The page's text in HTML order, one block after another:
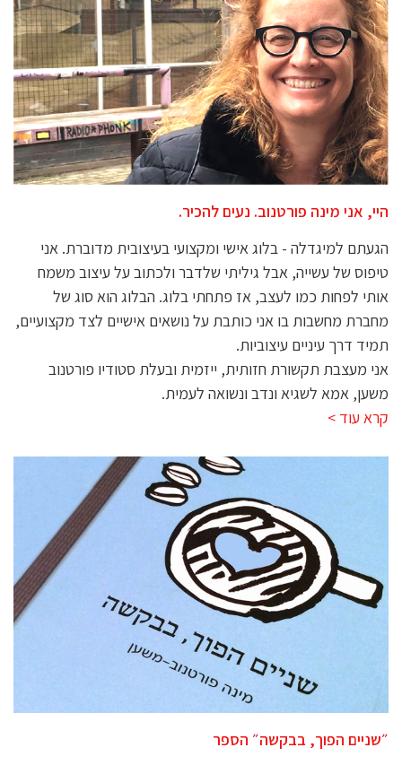
היי, אני מינה פורטנוב. נעים להכיר.
הגעתם למיגדלה - בלוג אישי ומקצועי בעיצובית מדוברת. אני
טיפוס של עשייה, אבל גיליתי שלדבר ולכתוב על עיצוב משמח
אותי לפחות כמו לעצב, אז פתחתי בלוג. הבלוג הוא סוג של
מחברת מחשבות בו אני כותבת על נושאים אישיים לצד מקצועיים,
תמיד דרך עיניים עיצוביות.
אני מעצבת תקשורת חזותית, ייזמית ובעלת סטודיו פורטנוב
משען, אמא לשגיא ונדב ונשואה לעמית.
קרא עוד >
״שניים הפוך, בבקשה״ הספר